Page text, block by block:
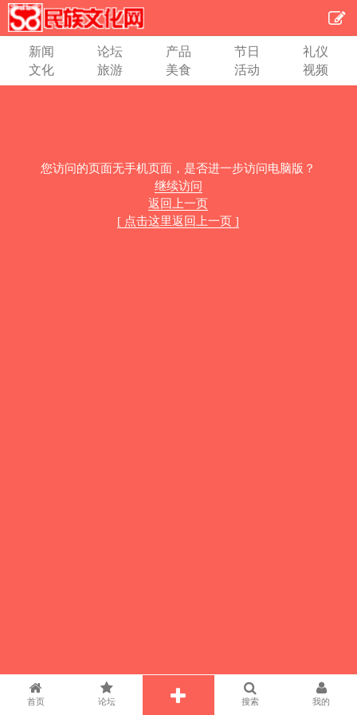
新闻 论坛 产品 节日
礼仪
文化
旅游 美食 活动 视频
您访问的页面无手机页面，是否进一步访问电脑版？
继续访问
返回上一页
[ 点击这里返回上一页 ]
首页 论坛 搜索 我的